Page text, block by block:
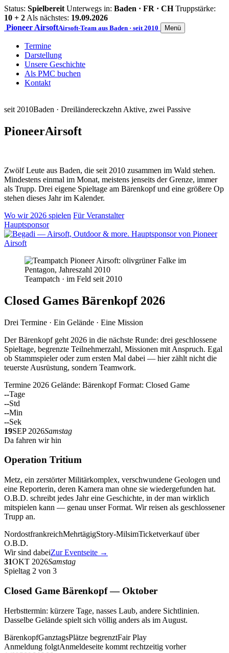
Status: Spielbereit Unterwegs in: Baden · FR · CH Truppstärke:
10 + 2 Als nächstes: 19.09.2026
Pioneer AirsoftAirsoft-Team aus Baden · seit 2010 Menü
Termine
Darstellung
Unsere Geschichte
Als PMC buchen
Kontakt
seit 2010Baden · Dreiländereckzehn Aktive, zwei Passive
PioneerAirsoft
Zwölf Leute aus Baden, die seit 2010 zusammen im Wald stehen.
Mindestens einmal im Monat, meistens jenseits der Grenze, immer
als Trupp. Drei eigene Spieltage am Bärenkopf und eine größere Op
stehen dieses Jahr im Kalender.
Wo wir 2026 spielen Für Veranstalter
Hauptsponsor
Teampatch · im Feld seit 2010
Closed Games Bärenkopf 2026
Drei Termine · Ein Gelände · Eine Mission
Der Bärenkopf geht 2026 in die nächste Runde: drei geschlossene
Spieltage, begrenzte Teilnehmerzahl, Missionen mit Anspruch. Egal
ob Stammspieler oder zum ersten Mal dabei — hier zählt nicht die
teuerste Ausrüstung, sondern Teamwork.
Termine 2026 Gelände: Bärenkopf Format: Closed Game
--Tage
--Std
--Min
--Sek
19SEP 2026Samstag
Da fahren wir hin
Operation Tritium
Metz, ein zerstörter Militärkomplex, verschwundene Geologen und
eine Reporterin, deren Kamera man ohne sie wiedergefunden hat.
O.B.D. schreibt jedes Jahr eine Geschichte, in der man wirklich
mitspielen kann — genau unser Format. Wir reisen als geschlossener
Trupp an.
NordostfrankreichMehrtägigStory-MilsimTicketverkauf über
O.B.D.
Wir sind dabeiZur Eventseite →
31OKT 2026Samstag
Spieltag 2 von 3
Closed Game Bärenkopf — Oktober
Herbsttermin: kürzere Tage, nasses Laub, andere Sichtlinien.
Dasselbe Gelände spielt sich völlig anders als im August.
BärenkopfGanztagsPlätze begrenztFair Play
Anmeldung folgtAnmeldeseite kommt rechtzeitig vorher